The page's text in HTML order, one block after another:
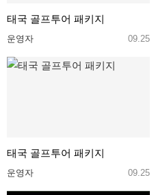
태국 골프투어 패키지
운영자 09.25
태국 골프투어 패키지
운영자 09.25